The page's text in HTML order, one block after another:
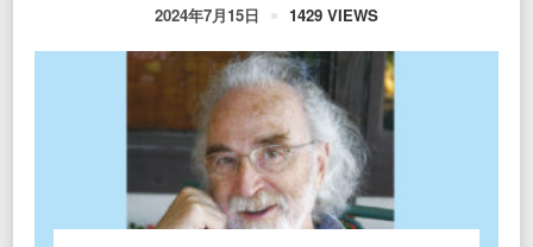
2024年7月15日 1429 VIEWS